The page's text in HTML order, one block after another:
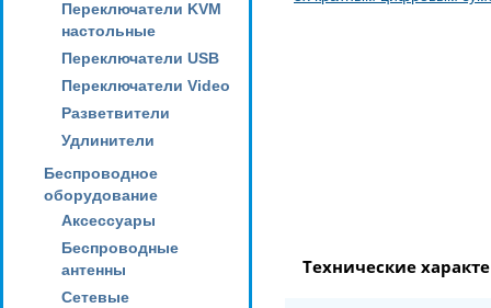
Переключатели KVM
настольные
Переключатели USB
Переключатели Video
Разветвители
Удлинители
Беспроводное
оборудование
Аксессуары
Беспроводные
антенны
Сетевые
Технические